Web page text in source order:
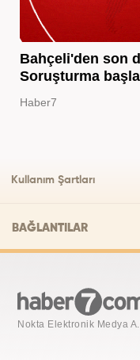
Bahçeli'den son
Soruşturma
Haber7
Kullanım Şartları
BAĞLANTILAR
Nokta Elektronik Medya